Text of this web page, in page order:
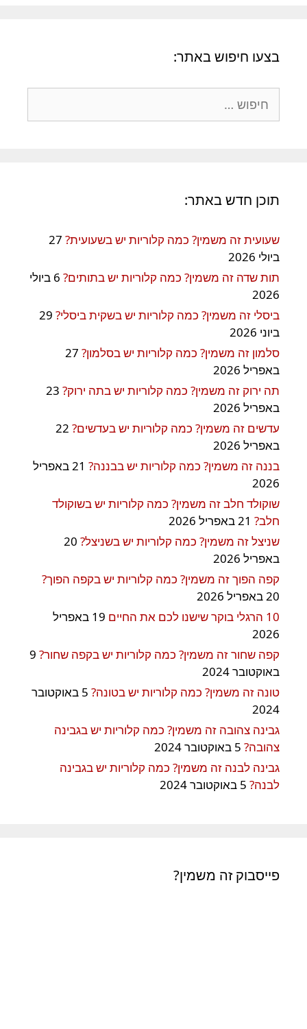
בצעו חיפוש באתר:
תוכן חדש באתר:
שעועית זה משמין? כמה קלוריות יש בשעועית? 27
ביולי 2026
תות שדה זה משמין? כמה קלוריות יש בתותים?
6 ביולי
2026
ביסלי זה משמין? כמה קלוריות יש בשקית ביסלי? 29
ביוני 2026
סלמון זה משמין? כמה קלוריות יש בסלמון? 27
באפריל 2026
תה ירוק זה משמין? כמה קלוריות יש בתה ירוק? 23
באפריל 2026
עדשים זה משמין? כמה קלוריות יש בעדשים? 22
באפריל 2026
בננה זה משמין? כמה קלוריות יש בבננה?
21 באפריל
2026
שוקולד חלב זה משמין? כמה קלוריות יש בשוקולד
חלב? 21 באפריל 2026
שניצל זה משמין? כמה קלוריות יש בשניצל? 20
באפריל 2026
קפה הפוך זה משמין? כמה קלוריות יש בקפה הפוך?
20 באפריל 2026
10 הרגלי בוקר שישנו לכם את החיים
19 באפריל
2026
קפה שחור זה משמין? כמה קלוריות יש בקפה שחור? 9
באוקטובר 2024
טונה זה משמין? כמה קלוריות יש בטונה?
5 באוקטובר
2024
גבינה צהובה זה משמין? כמה קלוריות יש בגבינה
צהובה? 5 באוקטובר 2024
גבינה לבנה זה משמין? כמה קלוריות יש בגבינה
לבנה? 5 באוקטובר 2024
פייסבוק זה משמין?